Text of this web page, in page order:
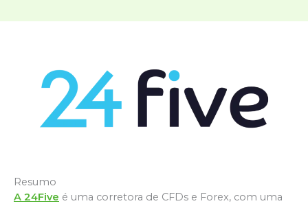
Resumo
A 24Five é uma corretora de CFDs e Forex, com uma